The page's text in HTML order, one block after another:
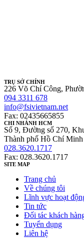
TRỤ SỞ CHÍNH
226 Võ Chí Công,
094 3311 678
info@fsivietnam.net
Fax: 02435665855
CHI NHÁNH HCM
Số 9, Đường số 270,
Thành phố Hồ Chí Minh
028.3620.1717
Fax: 028.3620.1717
SITE MAP
Trang chủ
Về chúng tôi
Lĩnh vực hoạt
Tin tức
Đối tác khách
Tuyển dụng
Liên hệ